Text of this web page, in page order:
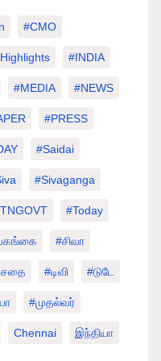
#CMO
#INDIA
#MEDIA #NEWS
#PRESS
#saidai
#Sivaganga
#today
#சிவா
#டிவி #டுடே
#முதல்வர்
Chennai இந்தியா